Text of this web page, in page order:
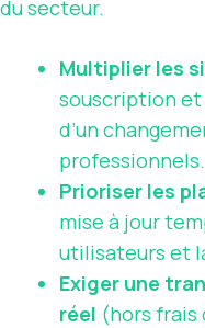
du secteur.
Multiplier les
souscription
d’un
professionnels.
Prioriser les
mise à jour
utilisateurs et
Exiger une
réel (hors frais